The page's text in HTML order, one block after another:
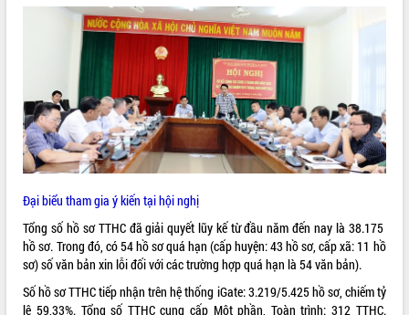
VIDEO
Không có file video nào để phát.
ALBUM ẢNH
Đại biểu tham gia ý kiến tại hội nghị
Tổng số hồ sơ TTHC đã giải quyết lũy kế từ đầu năm đến nay là 38.175
hồ sơ. Trong đó, có 54 hồ sơ quá hạn (cấp huyện: 43 hồ sơ, cấp xã: 11 hồ
sơ) số văn bản xin lỗi đối với các trường hợp quá hạn là 54 văn bản).
Số hồ sơ TTHC tiếp nhận trên hệ thống iGate: 3.219/5.425 hồ sơ, chiếm tỷ
lệ 59,33%. Tổng số TTHC cung cấp Một phần, Toàn trình: 312 TTHC.